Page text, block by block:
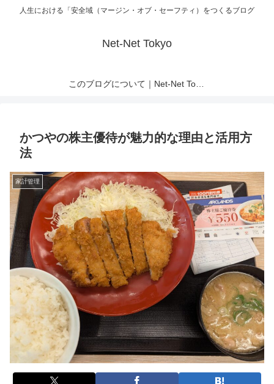
人生における「安全域（マージン・オブ・セーフティ）をつくるブログ
Net-Net Tokyo
このブログについて｜Net-Net Tokyo
かつやの株主優待が魅力的な理由と活用方
法
家計管理